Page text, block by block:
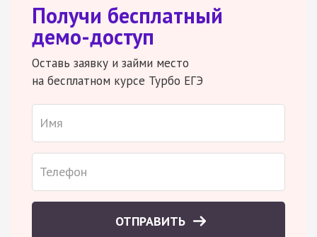
Получи бесплатный
демо-доступ
Оставь заявку и займи место
на бесплатном курсе Турбо ЕГЭ
ОТПРАВИТЬ